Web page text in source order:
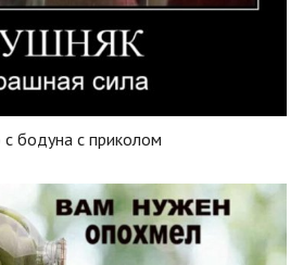
бодуна с приколом